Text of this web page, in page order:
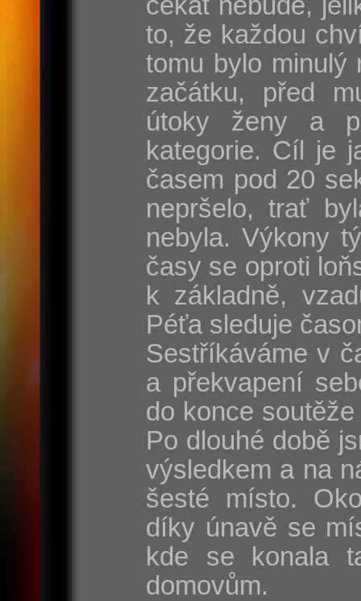
to, že každou
tomu bylo minulý
začátku, před
útoky ženy a
kategorie. Cíl je
časem pod 20
nepršelo, trať
nebyla. Výkony
časy se oproti
k základně,
Péťa sleduje
Sestříkáváme v
a překvapení
do konce
Po dlouhé době
výsledkem a na
šesté místo.
díky únavě se
kde se konala
domovům.